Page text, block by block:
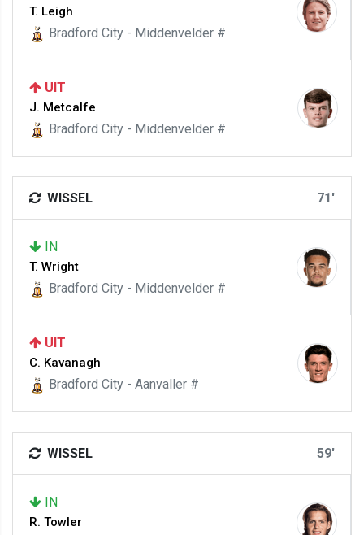
T. Leigh
Bradford City - Middenvelder #
UIT
J. Metcalfe
Bradford City - Middenvelder #
WISSEL 71'
IN
T. Wright
Bradford City - Middenvelder #
UIT
C. Kavanagh
Bradford City - Aanvaller #
WISSEL 59'
IN
R. Towler